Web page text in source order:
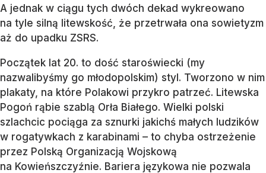
A jednak w ciągu tych dwóch dekad wykreowano
na tyle silną litewskość, że przetrwała ona sowietyzm
aż do upadku ZSRS.
Początek lat 20. to dość staroświecki (my
nazwalibyśmy go młodopolskim) styl. Tworzono w nim
plakaty, na które Polakowi przykro patrzeć. Litewska
Pogoń rąbie szablą Orła Białego. Wielki polski
szlachcic pociąga za sznurki jakichś małych ludzików
w rogatywkach z karabinami – to chyba ostrzeżenie
przez Polską Organizacją Wojskową
na Kowieńszczyźnie. Bariera językowa nie pozwala